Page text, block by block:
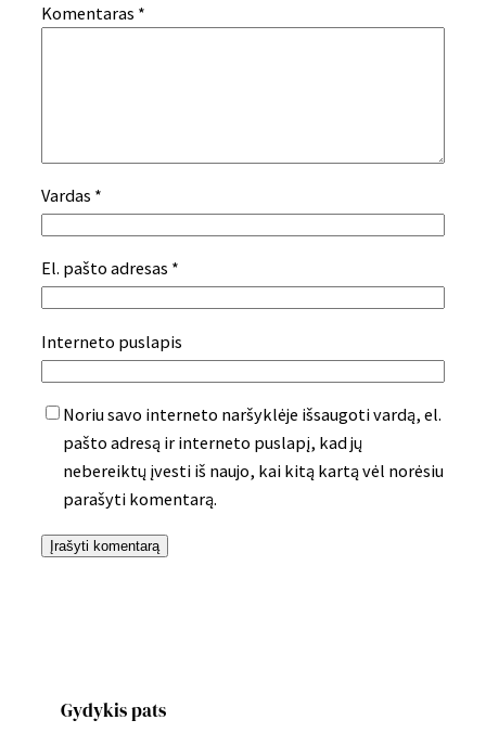
Komentaras *
Vardas *
El. pašto adresas *
Interneto puslapis
Noriu savo interneto naršyklėje išsaugoti vardą, el.
pašto adresą ir interneto puslapį, kad jų
nebereiktų įvesti iš naujo, kai kitą kartą vėl norėsiu
parašyti komentarą.
Gydykis pats